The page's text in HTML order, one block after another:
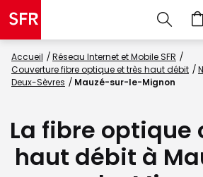
Accueil
Réseau Internet et Mobile SFR
Couverture fibre optique et très haut débit
Deux-Sèvres
Mauzé-sur-le-Mignon
La fibre optique
haut débit à